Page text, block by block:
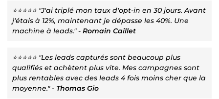
⭐⭐⭐⭐⭐ "J'ai triplé mon taux d'opt-in en 30 jours. Avant
j'étais à 12%, maintenant je dépasse les 40%. Une
machine à leads." - Romain Caillet
⭐⭐⭐⭐⭐ "Les leads capturés sont beaucoup plus
qualifiés et achètent plus vite. Mes campagnes sont
plus rentables avec des leads 4 fois moins cher que la
moyenne." - Thomas Gio